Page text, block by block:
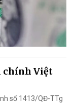
chính Việt
số 1413/QĐ-TTg